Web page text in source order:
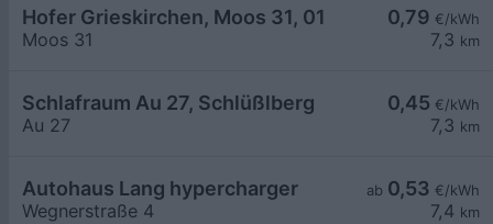
0,79 €/kWh
7,3 km
Hofer Grieskirchen, Moos 31, 01
Moos 31
0,45 €/kWh
7,3 km
Schlafraum Au 27, Schlüßlberg
Au 27
ab 0,53 €/kWh
7,4 km
Autohaus Lang hypercharger
Wegnerstraße 4